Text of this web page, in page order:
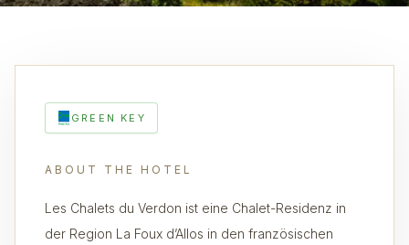
GREEN KEY
ABOUT THE HOTEL
Les Chalets du Verdon ist eine Chalet-Residenz in
der Region La Foux d’Allos in den französischen